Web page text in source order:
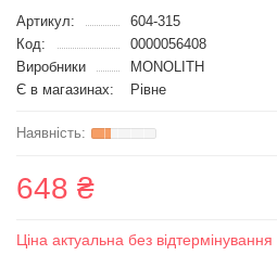
Артикул:
604-315
Код:
0000056408
Виробники
MONOLITH
Є в магазинах:
Рівне
648 ₴
Ціна актуальна без